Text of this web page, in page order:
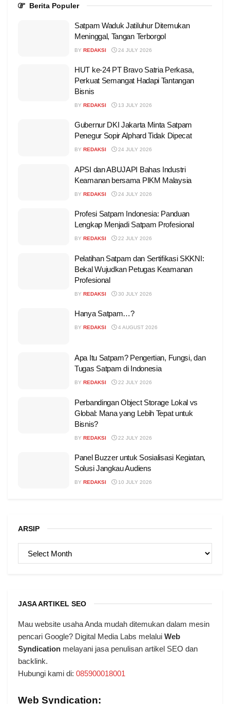
Berita Populer
Satpam Waduk Jatiluhur Ditemukan
Meninggal, Tangan Terborgol
BY REDAKSI 24 JULY 2026
HUT ke-24 PT Bravo Satria Perkasa,
Perkuat Semangat Hadapi Tantangan
Bisnis
BY REDAKSI 13 JULY 2026
Gubernur DKI Jakarta Minta Satpam
Penegur Sopir Alphard Tidak Dipecat
BY REDAKSI 24 JULY 2026
APSI dan ABUJAPI Bahas Industri
Keamanan bersama PIKM Malaysia
BY REDAKSI 24 JULY 2026
Profesi Satpam Indonesia: Panduan
Lengkap Menjadi Satpam Profesional
BY REDAKSI 22 JULY 2026
Pelatihan Satpam dan Sertifikasi SKKNI:
Bekal Wujudkan Petugas Keamanan
Profesional
BY REDAKSI 30 JULY 2026
Hanya Satpam…?
BY REDAKSI 4 AUGUST 2026
Apa Itu Satpam? Pengertian, Fungsi, dan
Tugas Satpam di Indonesia
BY REDAKSI 22 JULY 2026
Perbandingan Object Storage Lokal vs
Global: Mana yang Lebih Tepat untuk
Bisnis?
BY REDAKSI 22 JULY 2026
Panel Buzzer untuk Sosialisasi Kegiatan,
Solusi Jangkau Audiens
BY REDAKSI 10 JULY 2026
ARSIP
JASA ARTIKEL SEO
Mau website usaha Anda mudah ditemukan dalam mesin
pencari Google? Digital Media Labs melalui Web
Syndication melayani jasa penulisan artikel SEO dan
backlink.
Hubungi kami di: 085900018001
Web Syndication: